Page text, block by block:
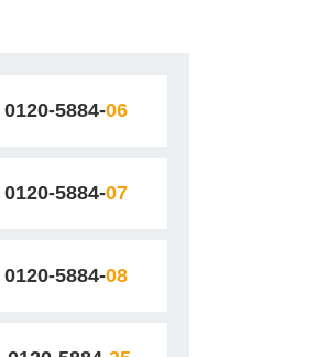
0120-5884-06
0120-5884-07
0120-5884-08